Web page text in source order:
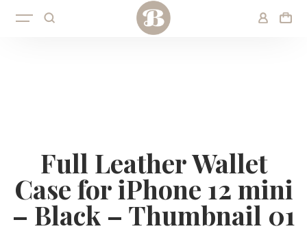
Full Leather Wallet
Case for iPhone 12 mini
– Black – Thumbnail 01